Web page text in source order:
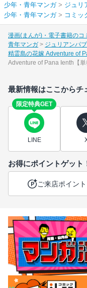
少年・青年マンガ> ジュリ
少年・青年マンガ> コミッ
漫画(まんが)・電子書籍のコ
青年マンガ
ジュリアンパ
精霊島の花嫁 Adventure of
Adventure of Pana Ienth【単
最新情報はここからチ
限定特典GET
LINE
お得にポイントゲット
ご来店ポイント